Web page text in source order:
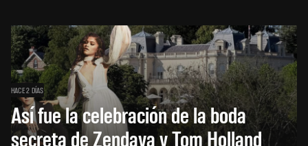
HACE 2 DÍAS
Así fue la celebración de la boda
secreta de Zendaya y Tom Holland